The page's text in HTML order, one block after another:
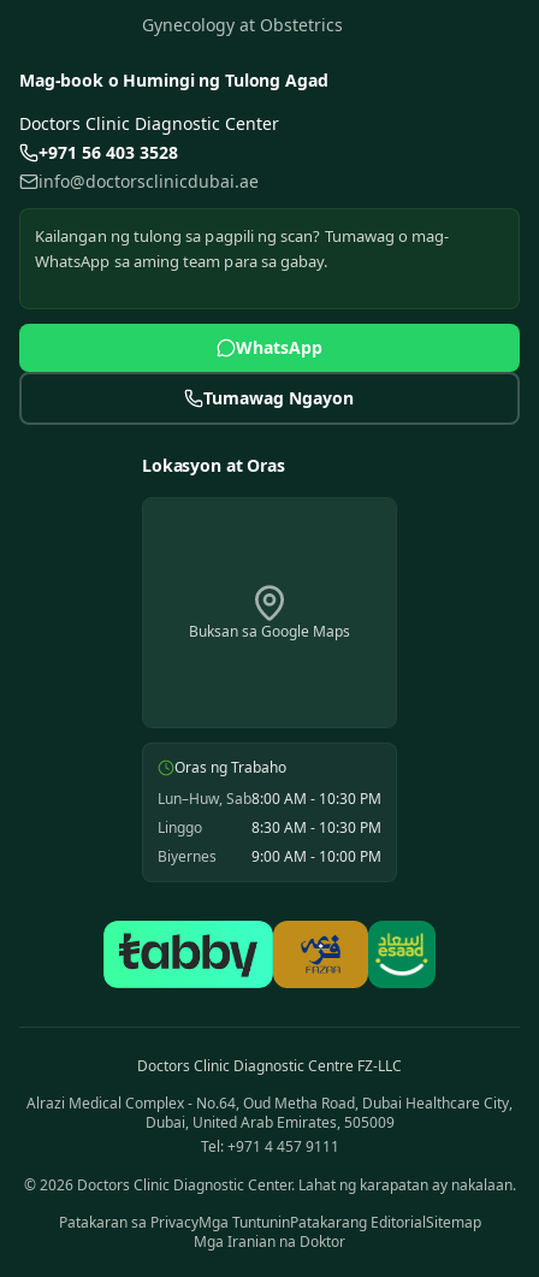
Gynecology at Obstetrics
Mag-book o Humingi ng Tulong Agad
Doctors Clinic Diagnostic Center
+971 56 403 3528
info@doctorsclinicdubai.ae
Kailangan ng tulong sa pagpili ng scan? Tumawag o mag-
WhatsApp sa aming team para sa gabay.
WhatsApp
Tumawag Ngayon
Lokasyon at Oras
Buksan sa Google Maps
Oras ng Trabaho
Lun–Huw, Sab8:00 AM - 10:30 PM
Linggo
8:30 AM - 10:30 PM
Biyernes
9:00 AM - 10:00 PM
Doctors Clinic Diagnostic Centre FZ-LLC
Alrazi Medical Complex - No.64, Oud Metha Road, Dubai Healthcare City,
Dubai, United Arab Emirates, 505009
Tel: +971 4 457 9111
©2026 Doctors Clinic Diagnostic Center. Lahat ng karapatan ay nakalaan.
Patakaran sa PrivacyMga TuntuninPatakarang EditorialSitemap
Mga Iranian na Doktor